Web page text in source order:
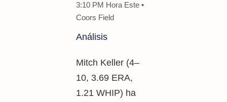
3:10 PM Hora Este •
Coors Field
Análisis
Mitch Keller (4–
10, 3.69 ERA,
1.21 WHIP) ha